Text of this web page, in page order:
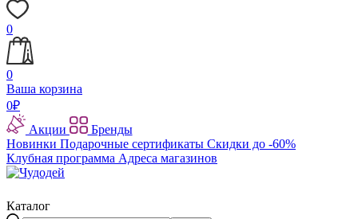
0
0
Ваша корзина
0₽
Акции
Бренды
Новинки Подарочные сертификаты Скидки до -60%
Клубная программа Адреса магазинов
Каталог